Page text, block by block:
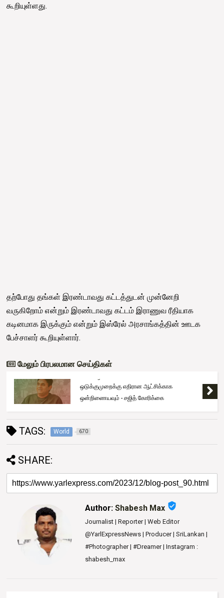
கூறியுள்ளது.
தற்போது தங்கள் இரண்டாவது கட்டத்துடன் முன்னேறி
வருகிறோம் என்றும் இரண்டாவது கட்டம் இராணுவ ரீதியாக
கடினமாக இருக்கும் என்றும் இஸ்ரேல் அரசாங்கத்தின் ஊடக
பேச்சாளர் கூறியுள்ளார்.
மேலும் பிரபலமான செய்திகள்
'கரன்தெனிய ராஜு' இலங்கை அழைத்து வரப்பட்டார்
TAGS: World 670
SHARE:
Author:Shabesh Max verified_user
Journalist | Reporter | Web Editor
@YarlExpressNews | Producer | SriLankan |
#Photographer | #Dreamer | Instagram :
shabesh_max